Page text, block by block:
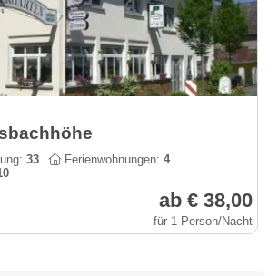
33 Ferienwohnungen:4
ab € 38,00
für 1 Person/Nacht